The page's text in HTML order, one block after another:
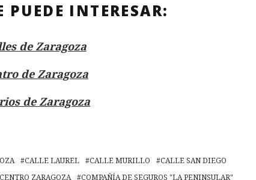
INTERESAR:
de Zaragoza
de Zaragoza
de Zaragoza
CALLE LAUREL CALLE MURILLO
CALLE SAN DIEGO
CENTRO ZARAGOZA
COMPAÑÍA DE SEGUROS "LA PENINSULAR"